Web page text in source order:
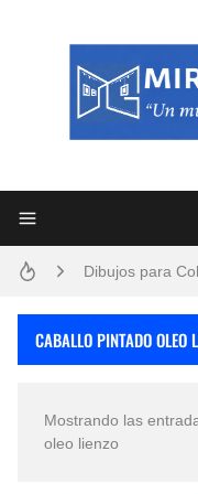
San Valentín
CABALLO PINTADO OLEO
Mostrando las
oleo lienzo